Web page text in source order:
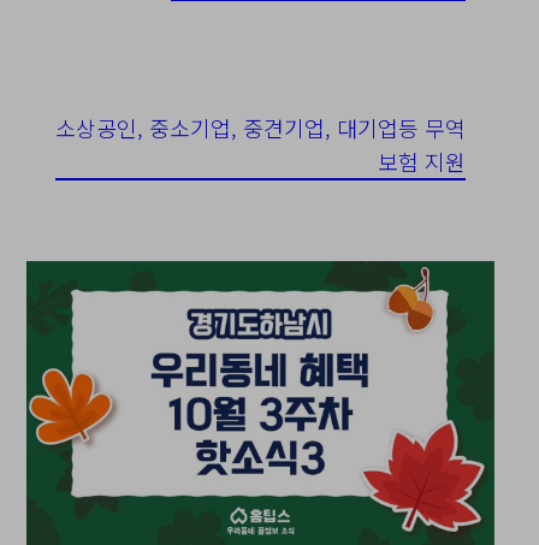
소상공인, 중소기업, 중견기업, 대기업등 무역
보험 지원